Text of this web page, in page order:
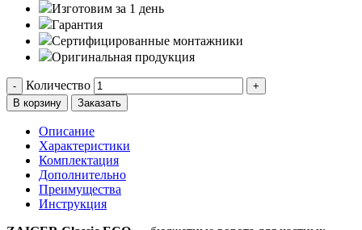
Изготовим за 1 день
Гарантия
Сертифицированные монтажники
Оригинальная продукция
- Количество
+
В корзину
Заказать
Описание
Характеристики
Комплектация
Дополнительно
Преимущества
Инструкция